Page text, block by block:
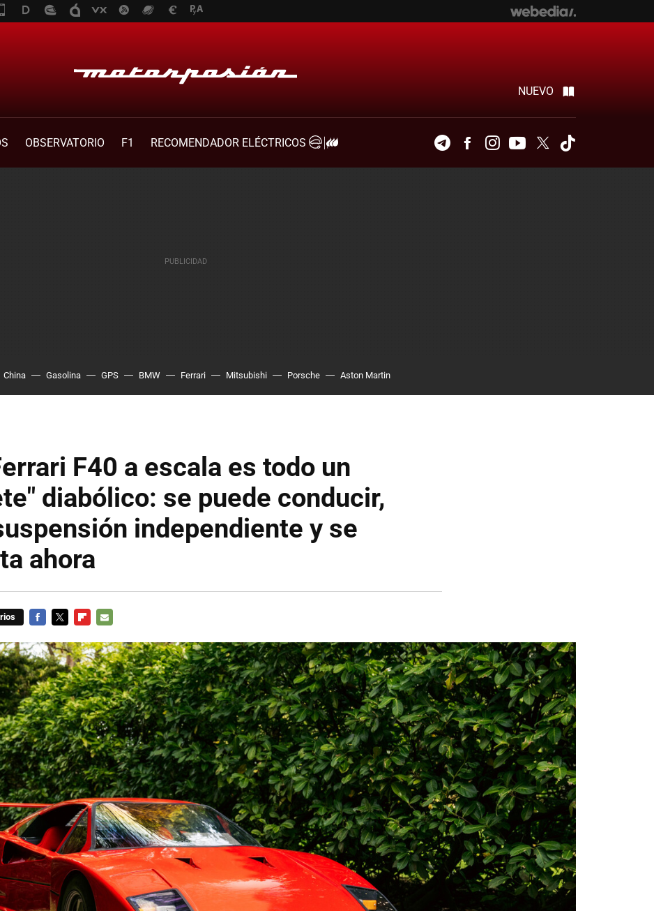
NUEVO
OBSERVATORIO F1
RECOMENDADOR ELÉCTRICOS
TelegramFacebookInstagramYoutubeTwitter
China Gasolina GPS BMW Ferrari Mitsubishi Porsche Aston Martin
F40 a escala es todo un
diabólico: se puede conducir,
independiente y se
ahora
MAIL